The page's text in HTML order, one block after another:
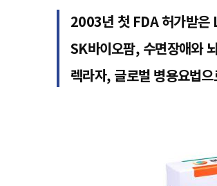
2003년 첫 FDA 허가받은
SK바이오팜, 수면장애와
렉라자, 글로벌 병용요법